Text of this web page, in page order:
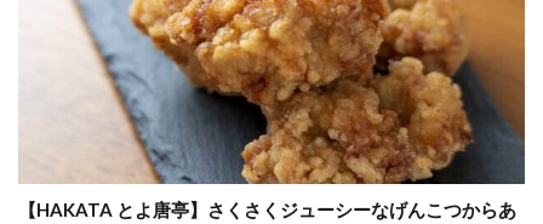
【HAKATA とよ唐亭】さくさくジューシーなげんこつからあ